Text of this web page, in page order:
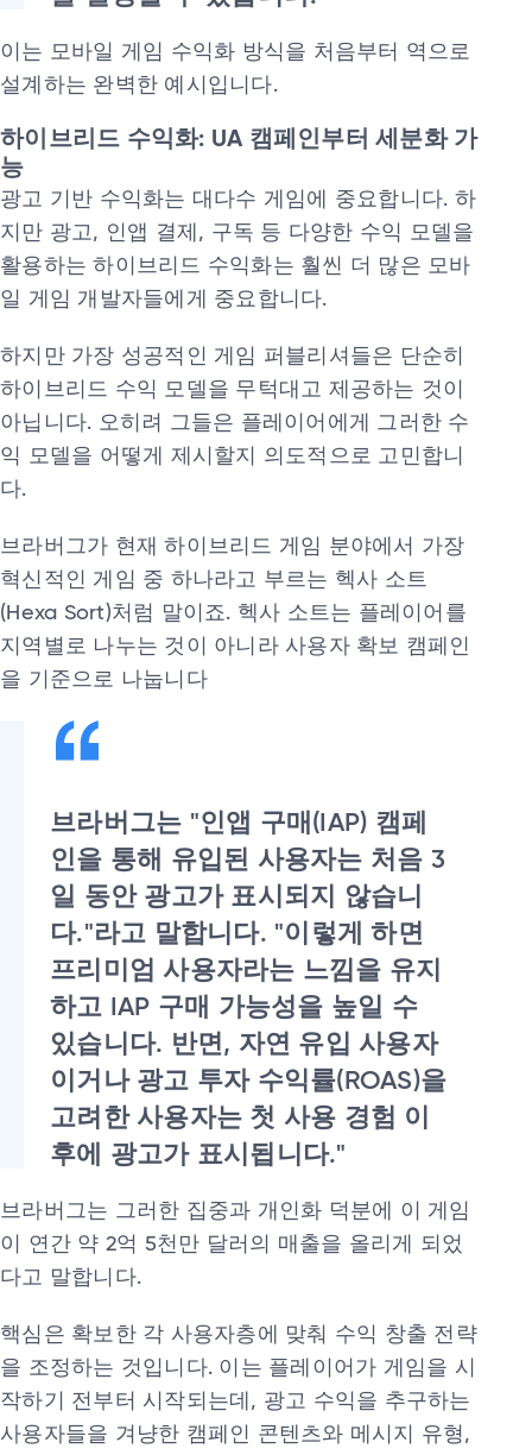
이는 모바일 게임 수익화 방식을 처음부터 역으로
설계하는 완벽한 예시입니다.
하이브리드 수익화: UA 캠페인부터 세분화 가
능
광고 기반 수익화는 대다수 게임에 중요합니다. 하
지만 광고, 인앱 결제, 구독 등 다양한 수익 모델을
활용하는 하이브리드 수익화는 훨씬 더 많은 모바
일 게임 개발자들에게 중요합니다.
하지만 가장 성공적인 게임 퍼블리셔들은 단순히
하이브리드 수익 모델을 무턱대고 제공하는 것이
아닙니다. 오히려 그들은 플레이어에게 그러한 수
익 모델을 어떻게 제시할지 의도적으로 고민합니
다.
브라버그가 현재 하이브리드 게임 분야에서 가장
혁신적인 게임 중 하나라고 부르는 헥사 소트
(Hexa Sort)처럼 말이죠. 헥사 소트는 플레이어를
지역별로 나누는 것이 아니라 사용자 확보 캠페인
을 기준으로 나눕니다
브라버그는 "인앱 구매(IAP) 캠페
인을 통해 유입된 사용자는 처음 3
일 동안 광고가 표시되지 않습니
다."라고 말합니다. "이렇게 하면
프리미엄 사용자라는 느낌을 유지
하고 IAP 구매 가능성을 높일 수
있습니다. 반면, 자연 유입 사용자
이거나 광고 투자 수익률(ROAS)을
고려한 사용자는 첫 사용 경험 이
후에 광고가 표시됩니다."
브라버그는 그러한 집중과 개인화 덕분에 이 게임
이 연간 약 2억 5천만 달러의 매출을 올리게 되었
다고 말합니다.
핵심은 확보한 각 사용자층에 맞춰 수익 창출 전략
을 조정하는 것입니다. 이는 플레이어가 게임을 시
작하기 전부터 시작되는데, 광고 수익을 추구하는
사용자들을 겨냥한 캠페인 콘텐츠와 메시지 유형,